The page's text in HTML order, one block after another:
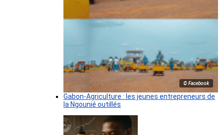
© Facebook
Gabon-Agriculture : les jeunes entrepreneurs de
la Ngounié outillés